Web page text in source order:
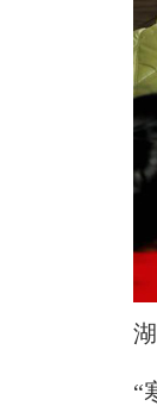
“寒